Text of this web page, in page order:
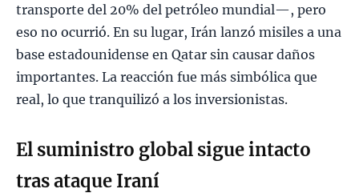
transporte del 20% del petróleo mundial—, pero
eso no ocurrió. En su lugar, Irán lanzó misiles a una
base estadounidense en Qatar sin causar daños
importantes. La reacción fue más simbólica que
real, lo que tranquilizó a los inversionistas.
El suministro global sigue intacto
tras ataque Iraní